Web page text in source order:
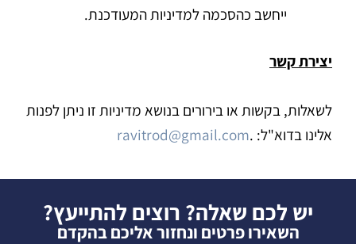
ייחשב כהסכמה למדיניות המעודכנת.
יצירת קשר
לשאלות, בקשות או בירורים בנושא מדיניות זו ניתן לפנות
אלינו בדוא"ל: .ravitrod@gmail.com
יש לכם שאלה? רוצים להתייעץ?
השאירו פרטים ונחזור אליכם בהקדם